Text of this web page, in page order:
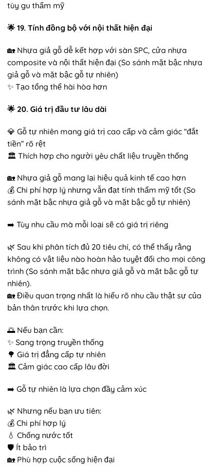
tùy gu thẩm mỹ
🌟 19. Tính đồng bộ với nội thất hiện đại
🏡 Nhựa giả gỗ dễ kết hợp với sàn SPC, cửa nhựa
composite và nội thất hiện đại (So sánh mặt bậc nhựa
giả gỗ và mặt bậc gỗ tự nhiên)
✨ Tạo tổng thể hài hòa hơn
🌟 20. Giá trị đầu tư lâu dài
💎 Gỗ tự nhiên mang giá trị cao cấp và cảm giác “đắt
tiền” rõ rệt
🏛️ Thích hợp cho người yêu chất liệu truyền thống
🏡 Nhựa giả gỗ mang lại hiệu quả kinh tế cao hơn
💰 Chi phí hợp lý nhưng vẫn đạt tính thẩm mỹ tốt (So
sánh mặt bậc nhựa giả gỗ và mặt bậc gỗ tự nhiên)
➡️ Tùy nhu cầu mà mỗi loại sẽ có giá trị riêng
🌿 Sau khi phân tích đủ 20 tiêu chí, có thể thấy rằng
không có vật liệu nào hoàn hảo tuyệt đối cho mọi công
trình (So sánh mặt bậc nhựa giả gỗ và mặt bậc gỗ tự
nhiên).
🏡 Điều quan trọng nhất là hiểu rõ nhu cầu thật sự của
bản thân trước khi lựa chọn.
🌅 Nếu bạn cần:
✨ Sang trọng truyền thống
🌳 Giá trị đẳng cấp tự nhiên
🏛️ Cảm giác cao cấp lâu đời
➡️ Gỗ tự nhiên là lựa chọn đầy cảm xúc
🌿 Nhưng nếu bạn ưu tiên:
💰 Chi phí hợp lý
💧 Chống nước tốt
🛡️ Ít bảo trì
🏡 Phù hợp cuộc sống hiện đại